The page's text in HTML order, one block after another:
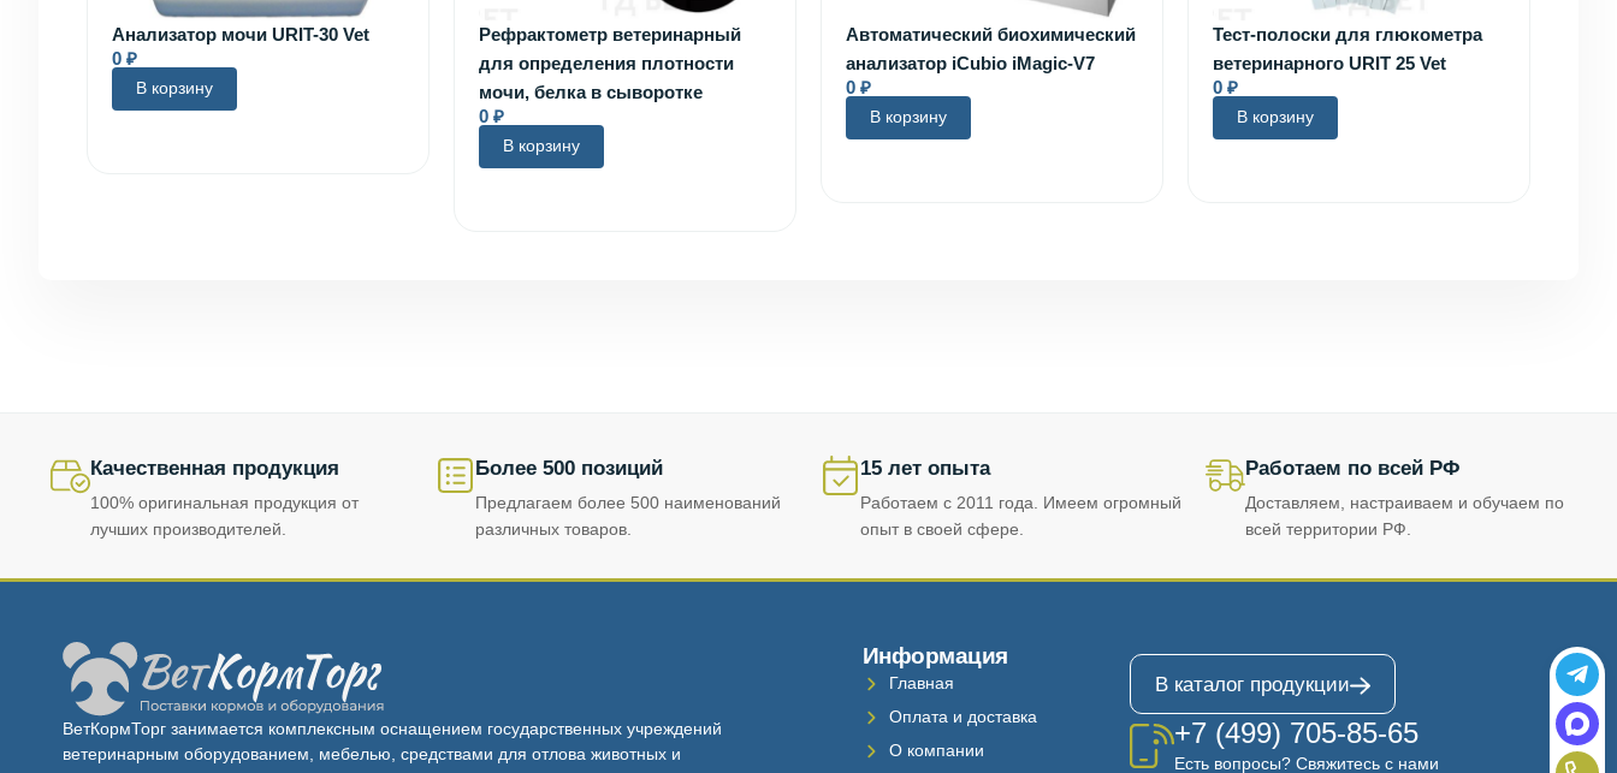
Анализатор мочи URIT-30 Vet
0 ₽
В корзину
Рефрактометр ветеринарный
для определения плотности
мочи, белка в сыворотке
0 ₽
В корзину
Автоматический биохимический
анализатор iCubio iMagic-V7
0 ₽
В корзину
Тест-полоски для глюкометра
ветеринарного URIT 25 Vet
0 ₽
В корзину
Качественная продукция
100% оригинальная продукция от
лучших производителей.
Более 500 позиций
Предлагаем более 500 наименований
различных товаров.
15 лет опыта
Работаем с 2011 года. Имеем огромный
опыт в своей сфере.
Работаем по всей РФ
Доставляем, настраиваем и обучаем по
всей территории РФ.
ВетКормТорг занимается комплексным оснащением государственных учреждений
ветеринарным оборудованием, мебелью, средствами для отлова животных и
Информация
Главная
Оплата и доставка
О компании
В каталог продукции
+7 (499) 705-85-65
Есть вопросы? Свяжитесь с нами